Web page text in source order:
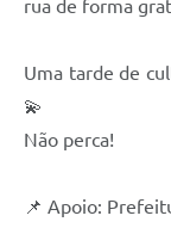
rua de forma
Uma tarde de
💫
Não perca!
📌 Apoio: